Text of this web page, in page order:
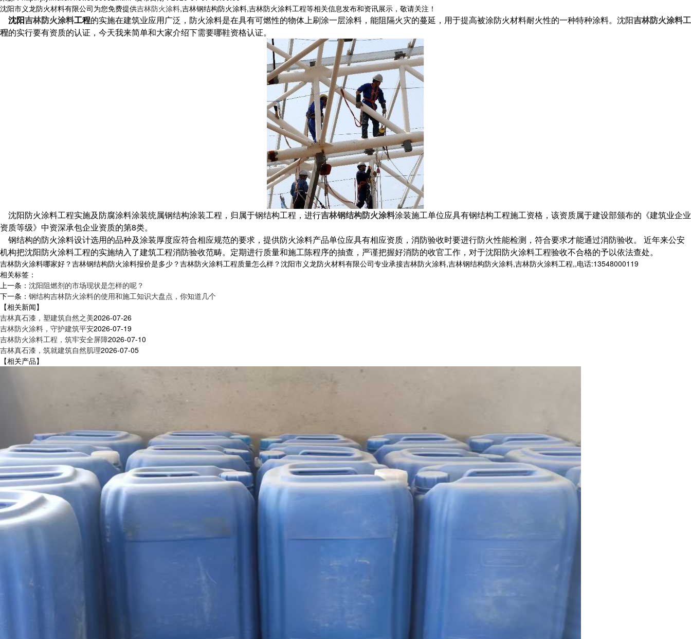
沈阳市义龙防火材料有限公司为您免费提供吉林防火涂料,吉林钢结构防火涂料,吉林防火涂料工程等相关信息发布和资讯展示，敬请关注！
沈阳吉林防火涂料工程的实施在建筑业应用广泛，防火涂料是在具有可燃性的物体上刷涂一层涂料，能阻隔火灾的蔓延，用于提高被涂防火材料耐火性的一种特种涂料。沈阳吉林防火涂料工
程的实行要有资质的认证，今天我来简单和大家介绍下需要哪鞋资格认证。
沈阳防火涂料工程实施及防腐涂料涂装统属钢结构涂装工程，归属于钢结构工程，进行吉林钢结构防火涂料涂装施工单位应具有钢结构工程施工资格，该资质属于建设部颁布的《建筑业企业
资质等级》中资深承包企业资质的第8类。
钢结构的防火涂料设计选用的品种及涂装厚度应符合相应规范的要求，提供防火涂料产品单位应具有相应资质，消防验收时要进行防火性能检测，符合要求才能通过消防验收。 近年来公安
机构把沈阳防火涂料工程的实施纳入了建筑工程消防验收范畴。定期进行质量和施工陈程序的抽查，严谨把握好消防的收官工作，对于沈阳防火涂料工程验收不合格的予以依法查处。
吉林防火涂料哪家好？吉林钢结构防火涂料报价是多少？吉林防火涂料工程质量怎么样？沈阳市义龙防火材料有限公司专业承接吉林防火涂料,吉林钢结构防火涂料,吉林防火涂料工程,,电话:13548000119
相关标签：
上一条： 沈阳阻燃剂的市场现状是怎样的呢？
下一条： 钢结构吉林防火涂料的使用和施工知识大盘点，你知道几个
【相关新闻】
吉林真石漆，塑建筑自然之美2026-07-26
吉林防火涂料，守护建筑平安2026-07-19
吉林防火涂料工程，筑牢安全屏障2026-07-10
吉林真石漆，筑就建筑自然肌理2026-07-05
【相关产品】